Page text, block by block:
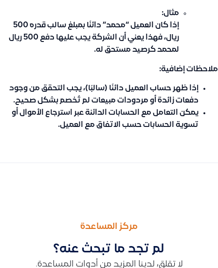
مثال:
إذا كان العميل “محمد” دائنًا بمبلغ سالب قدره 500
ريال، فهذا يعني أن الشركة يجب عليها دفع 500 ريال
لمحمد كرصيد مستحق له.
ملاحظات إضافية:
إذا ظهر حساب العميل دائنًا (سالبًا)، يجب التحقق من وجود
دفعات زائدة أو مردودات مبيعات لم تُخصم بشكل صحيح.
يمكن التعامل مع الحسابات الدائنة عبر استرجاع الأموال أو
تسوية الحسابات حسب الاتفاق مع العميل.
مركز المساعدة
لم تجد ما تبحث عنه؟
لا تقلق، لدينا المزيد من أدوات المساعدة.